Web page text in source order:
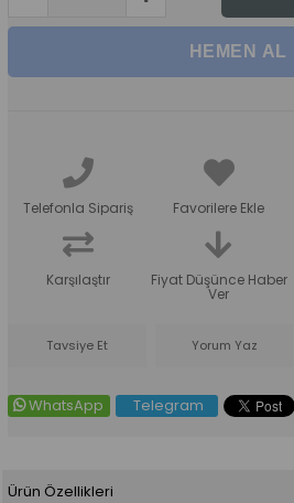
Telefonla Sipariş Favorilere Ekle
Karşılaştır Fiyat Düşünce Haber
Ver
Tavsiye Et Yorum Yaz
WhatsApp Telegram
Ürün Özellikleri